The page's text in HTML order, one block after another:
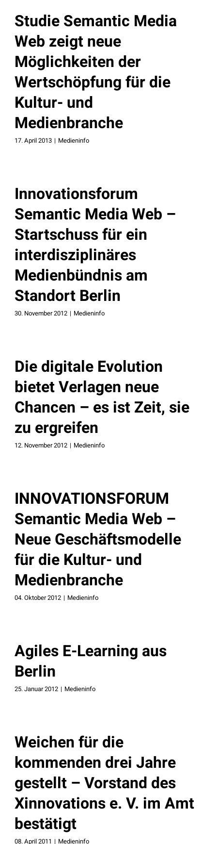
Studie Semantic Media
Web zeigt neue
Möglichkeiten der
Wertschöpfung für die
Kultur- und
Medienbranche
17. April 2013 | Medieninfo
Innovationsforum
Semantic Media Web –
Startschuss für ein
interdisziplinäres
Medienbündnis am
Standort Berlin
30. November 2012 | Medieninfo
Die digitale Evolution
bietet Verlagen neue
Chancen – es ist Zeit, sie
zu ergreifen
12. November 2012 | Medieninfo
INNOVATIONSFORUM
Semantic Media Web –
Neue Geschäftsmodelle
für die Kultur- und
Medienbranche
04. Oktober 2012 | Medieninfo
Agiles E-Learning aus
Berlin
25. Januar 2012 | Medieninfo
Weichen für die
kommenden drei Jahre
gestellt – Vorstand des
Xinnovations e. V. im Amt
bestätigt
08. April 2011 | Medieninfo